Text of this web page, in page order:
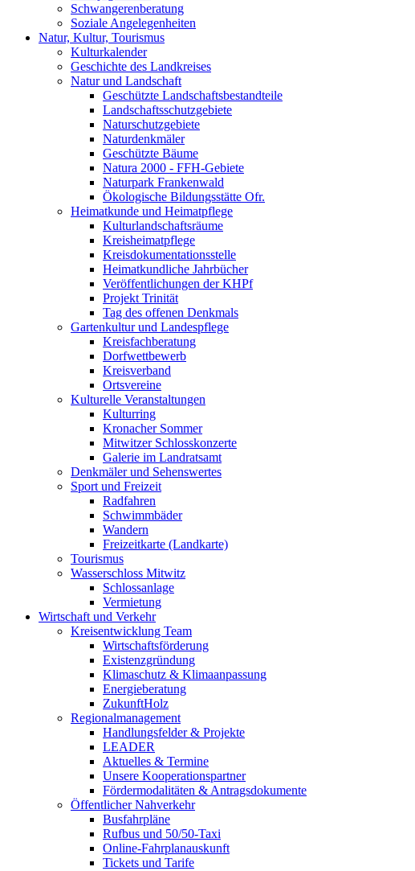
Schwangerenberatung
Soziale Angelegenheiten
Natur, Kultur, Tourismus
Kulturkalender
Geschichte des Landkreises
Natur und Landschaft
Geschützte Landschaftsbestandteile
Landschaftsschutzgebiete
Naturschutzgebiete
Naturdenkmäler
Geschützte Bäume
Natura 2000 - FFH-Gebiete
Naturpark Frankenwald
Ökologische Bildungsstätte Ofr.
Heimatkunde und Heimatpflege
Kulturlandschaftsräume
Kreisheimatpflege
Kreisdokumentationsstelle
Heimatkundliche Jahrbücher
Veröffentlichungen der KHPf
Projekt Trinität
Tag des offenen Denkmals
Gartenkultur und Landespflege
Kreisfachberatung
Dorfwettbewerb
Kreisverband
Ortsvereine
Kulturelle Veranstaltungen
Kulturring
Kronacher Sommer
Mitwitzer Schlosskonzerte
Galerie im Landratsamt
Denkmäler und Sehenswertes
Sport und Freizeit
Radfahren
Schwimmbäder
Wandern
Freizeitkarte (Landkarte)
Tourismus
Wasserschloss Mitwitz
Schlossanlage
Vermietung
Wirtschaft und Verkehr
Kreisentwicklung Team
Wirtschaftsförderung
Existenzgründung
Klimaschutz & Klimaanpassung
Energieberatung
ZukunftHolz
Regionalmanagement
Handlungsfelder & Projekte
LEADER
Aktuelles & Termine
Unsere Kooperationspartner
Fördermodalitäten & Antragsdokumente
Öffentlicher Nahverkehr
Busfahrpläne
Rufbus und 50/50-Taxi
Online-Fahrplanauskunft
Tickets und Tarife